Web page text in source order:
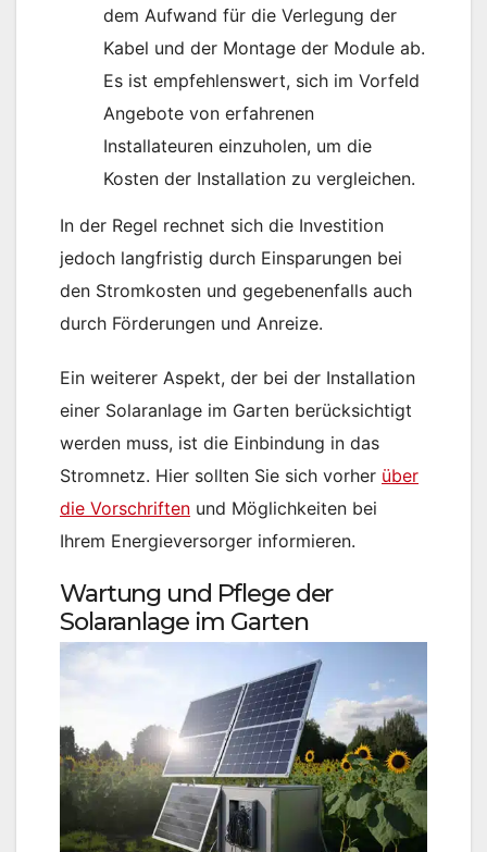
dem Aufwand für die Verlegung der
Kabel und der Montage der Module ab.
Es ist empfehlenswert, sich im Vorfeld
Angebote von erfahrenen
Installateuren einzuholen, um die
Kosten der Installation zu vergleichen.
In der Regel rechnet sich die Investition
jedoch langfristig durch Einsparungen bei
den Stromkosten und gegebenenfalls auch
durch Förderungen und Anreize.
Ein weiterer Aspekt, der bei der Installation
einer Solaranlage im Garten berücksichtigt
werden muss, ist die Einbindung in das
Stromnetz. Hier sollten Sie sich vorher über
die Vorschriften und Möglichkeiten bei
Ihrem Energieversorger informieren.
Wartung und Pflege der
Solaranlage im Garten